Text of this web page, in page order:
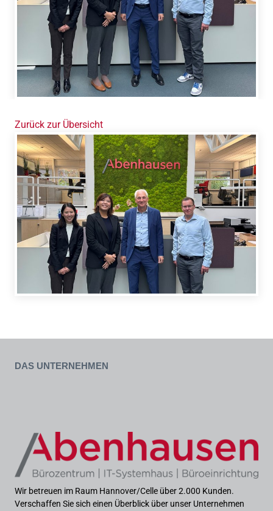
Zurück zur Übersicht
Das Unternehmen
Wir betreuen im Raum Hannover/Celle über 2.000 Kunden.
Verschaffen Sie sich einen Überblick über unser Unternehmen